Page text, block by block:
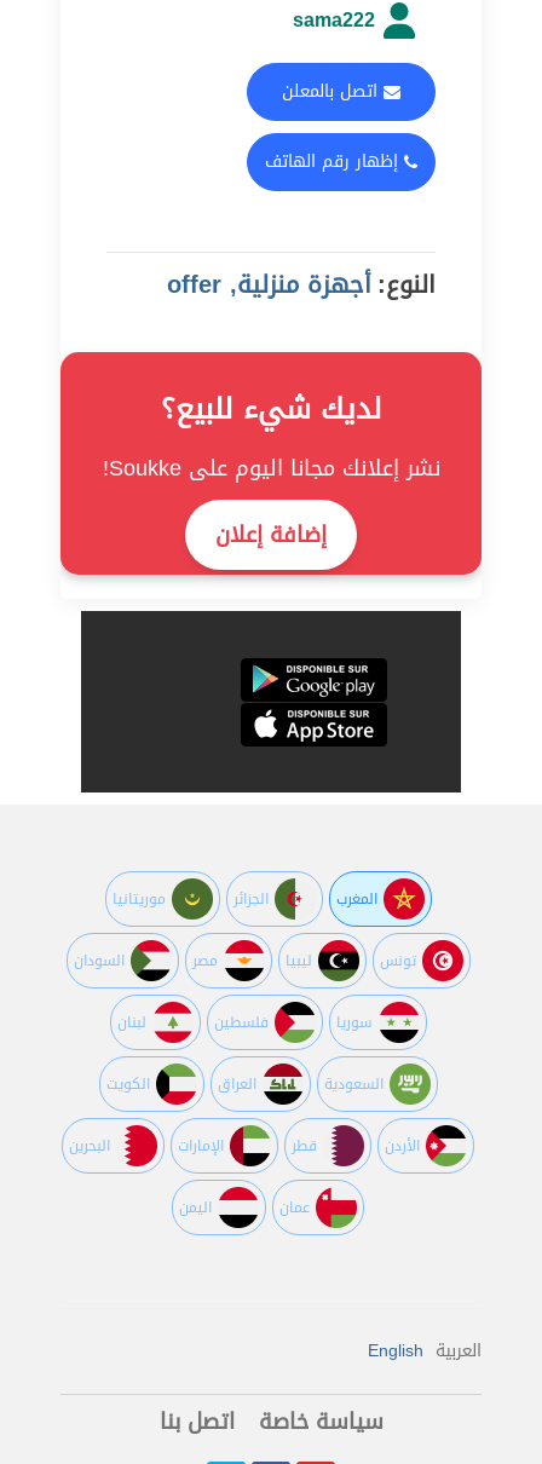
sama222
اتصل بالمعلن
إظهار رقم الهاتف
النوع:أجهزة منزلية, offer
لديك شيء للبيع؟
نشر إعلانك مجانا اليوم على Soukke!
إضافة إعلان
المغرب الجزائر موريتانيا
تونس ليبيا مصر السودان
سوريا فلسطين لبنان
السعودية العراق الكويت
اﻷردن قطر اﻹمارات البحرين
عمان اليمن
العربية English
سياسة خاصة اتصل بنا